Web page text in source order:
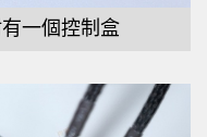
一個控制盒